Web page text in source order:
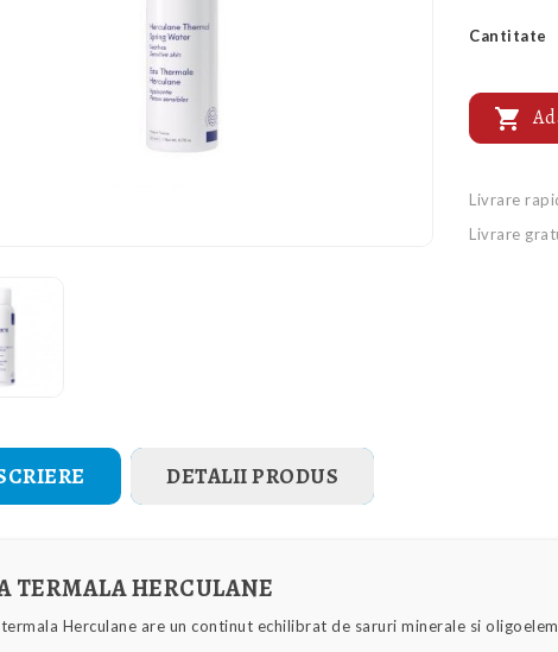
Cantitate

Livrare
Livrare
DETALII PRODUS
TERMALA HERCULANE
Herculane are un continut echilibrat de saruri minerale si